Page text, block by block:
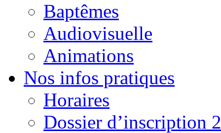
Baptêmes
Audiovisuelle
Animations
Nos infos pratiques
Horaires
Dossier d’inscription